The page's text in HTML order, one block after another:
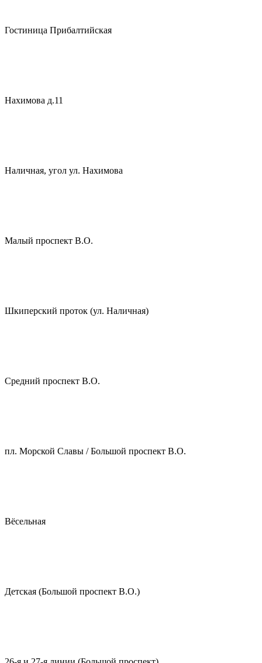
Гостиница Прибалтийская
Нахимова д.11
Наличная, угол ул. Нахимова
Малый проспект В.О.
Шкиперский проток (ул. Наличная)
Средний проспект В.О.
пл. Морской Славы / Большой проспект В.О.
Вёсельная
Детская (Большой проспект В.О.)